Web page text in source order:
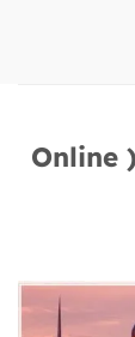
9 خطوات لترخيص استيراد عام ( Online